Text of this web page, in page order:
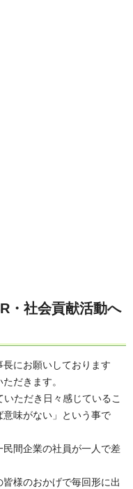
・社会貢献活動へ
にお願いしております
だきます。
ただき日々感じているこ
味がない」という事で
間企業の社員が一人で差
様のおかげで毎回形に出